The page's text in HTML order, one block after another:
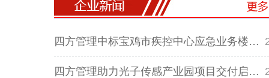
四方管理中标宝鸡市疾控中心应急业务楼…
四方管理助力光子传感产业园项目交付启…